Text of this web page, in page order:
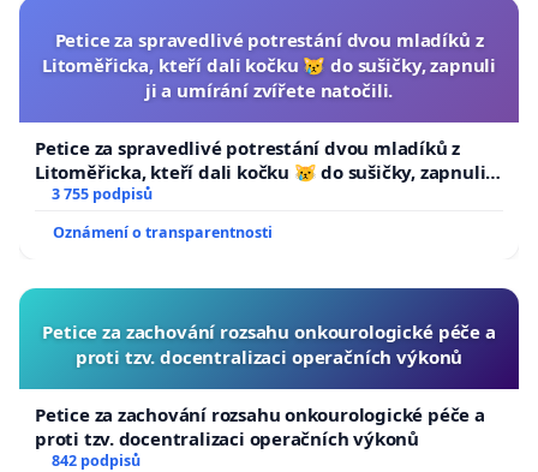
Petice za spravedlivé potrestání dvou mladíků z
Litoměřicka, kteří dali kočku 😿 do sušičky, zapnuli
ji a umírání zvířete natočili.
Petice za spravedlivé potrestání dvou mladíků z
Litoměřicka, kteří dali kočku 😿 do sušičky, zapnuli ji
a umírání zvířete natočili.
3 755 podpisů
Oznámení o transparentnosti
Petice za zachování rozsahu onkourologické péče a
proti tzv. docentralizaci operačních výkonů
Petice za zachování rozsahu onkourologické péče a
proti tzv. docentralizaci operačních výkonů
842 podpisů